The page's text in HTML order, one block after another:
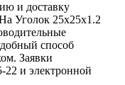
и доставку
Уголок 25х25х1.2
способ
Заявки
и электронной